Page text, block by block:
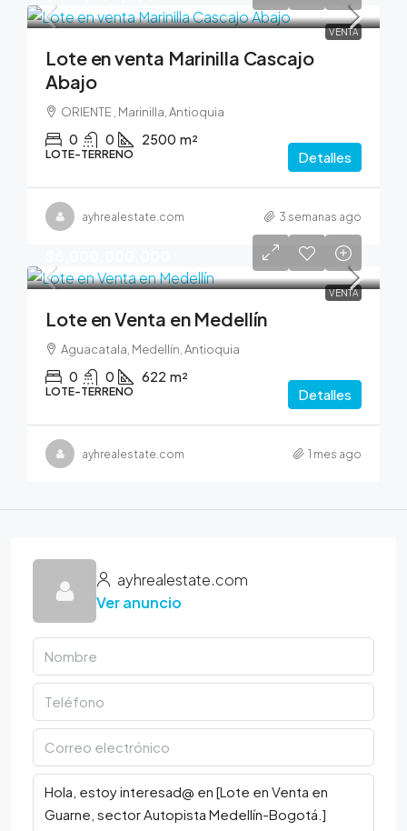
VENTA
Lote en venta Marinilla Cascajo
Abajo
ORIENTE , Marinilla, Antioquia
0 0 2500 m²
LOTE-TERRENO Detalles
ayhrealestate.com 3 semanas ago
VENTA
Lote en Venta en Medellín
Aguacatala, Medellín, Antioquia
0 0 622 m²
LOTE-TERRENO Detalles
ayhrealestate.com 1 mes ago
ayhrealestate.com
Ver anuncio